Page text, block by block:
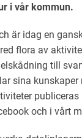
i vår kommun.
är idag en
flora av
till
sina kunskaper
publiceras
och i vårt